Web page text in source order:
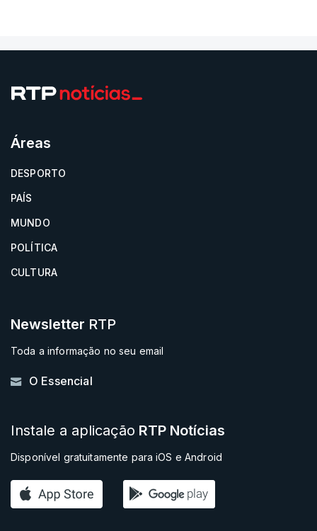
Áreas
DESPORTO
PAÍS
MUNDO
POLÍTICA
CULTURA
Newsletter RTP
Toda a informação no seu email
O Essencial
Instale a aplicação RTP Notícias
Disponível gratuitamente para iOS e Android